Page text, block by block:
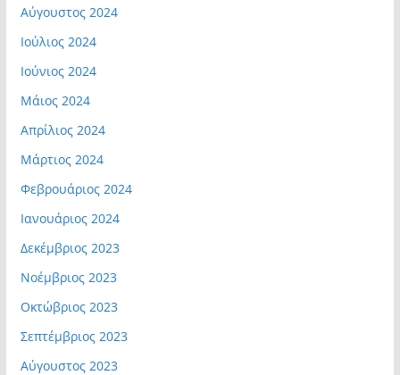
Αύγουστος 2024
Ιούλιος 2024
Ιούνιος 2024
Μάιος 2024
Απρίλιος 2024
Μάρτιος 2024
Φεβρουάριος 2024
Ιανουάριος 2024
Δεκέμβριος 2023
Νοέμβριος 2023
Οκτώβριος 2023
Σεπτέμβριος 2023
Αύγουστος 2023